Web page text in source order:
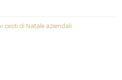
cesti di Natale aziendali